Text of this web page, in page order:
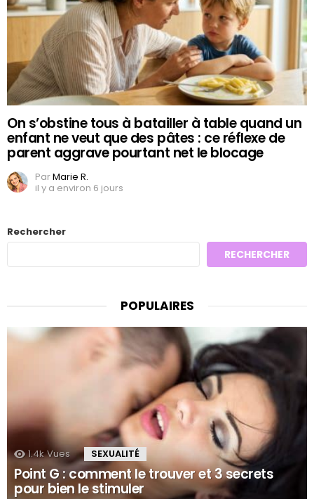
On s’obstine tous à batailler à table quand un
enfant ne veut que des pâtes : ce réflexe de
parent aggrave pourtant net le blocage
ParMarie R.
il y a environ 6 jours
Rechercher
RECHERCHER
POPULAIRES
1.4k Vues SEXUALITÉ
Point G : comment le trouver et 3 secrets
pour bien le stimuler